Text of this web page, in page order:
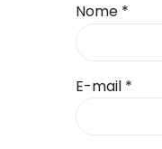
Nome *
E-mail *